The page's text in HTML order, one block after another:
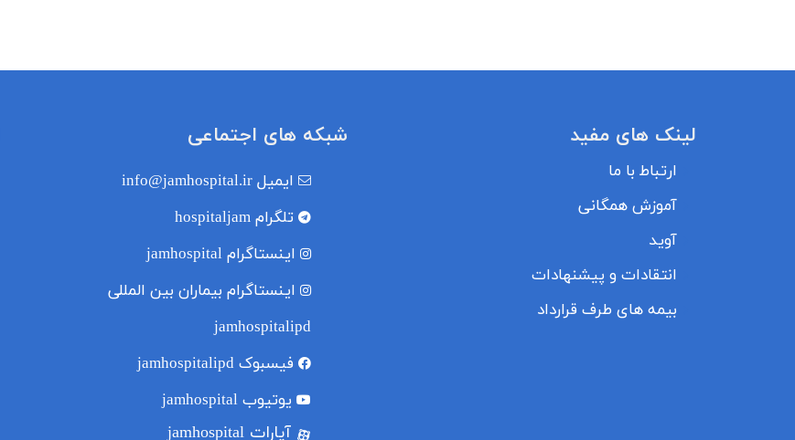
لینک های مفید
ارتباط با ما
آموزش همگانی
آوید
انتقادات و پیشنهادات
بیمه های طرف قرارداد
شبکه های اجتماعی
ایمیل info@jamhospital.ir
تلگرام hospitaljam
اینستاگرام jamhospital
اینستاگرام بیماران بین المللی
jamhospitalipd
فیسبوک jamhospitalipd
یوتیوب jamhospital
آپارات jamhospital